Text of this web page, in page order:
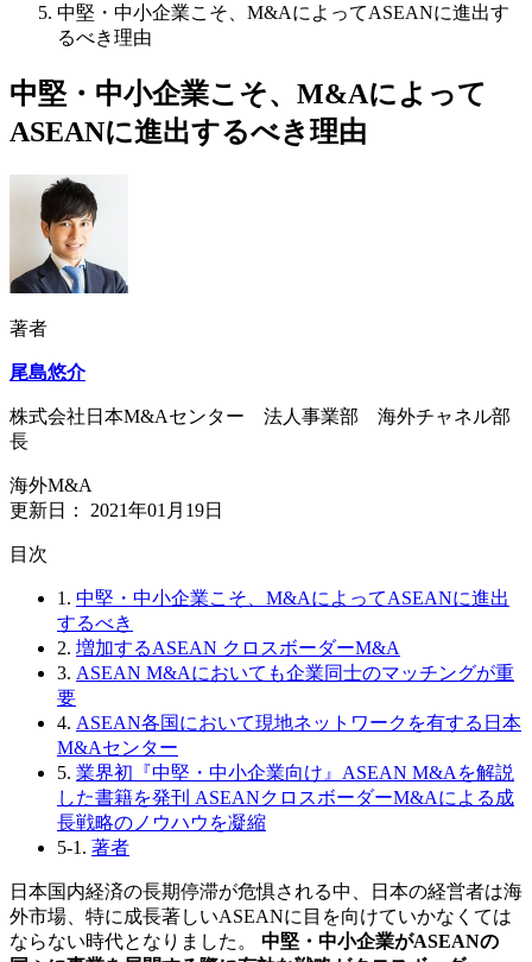
中堅・中小企業こそ、M&AによってASEANに進出す
るべき理由
中堅・中小企業こそ、M&Aによって
ASEANに進出するべき理由
著者
尾島悠介
株式会社日本M&Aセンター 法人事業部 海外チャネル部
長
海外M&A
更新日： 2021年01月19日
⽬次
1. 中堅・中小企業こそ、M&AによってASEANに進出
するべき
2. 増加するASEAN クロスボーダーM&A
3. ASEAN M&Aにおいても企業同士のマッチングが重
要
4. ASEAN各国において現地ネットワークを有する日本
M&Aセンター
5. 業界初『中堅・中小企業向け』ASEAN M&Aを解説
した書籍を発刊 ASEANクロスボーダーM&Aによる成
長戦略のノウハウを凝縮
5-1. 著者
日本国内経済の長期停滞が危惧される中、日本の経営者は海
外市場、特に成長著しいASEANに目を向けていかなくては
ならない時代となりました。 中堅・中小企業がASEANの